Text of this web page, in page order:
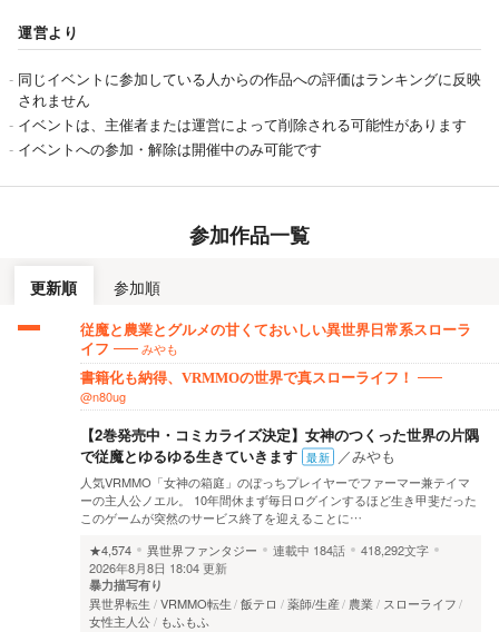
運営より
同じイベントに参加している人からの作品への評価はランキングに反映
されません
イベントは、主催者または運営によって削除される可能性があります
イベントへの参加・解除は開催中のみ可能です
参加作品一覧
更新順 参加順
従魔と農業とグルメの甘くておいしい異世界日常系スローラ
イフ
みやも
書籍化も納得、VRMMOの世界で真スローライフ！
@n80ug
【2巻発売中・コミカライズ決定】女神のつくった世界の片隅
で従魔とゆるゆる生きていきます 最新 ／みやも
人気VRMMO「女神の箱庭」のぼっちプレイヤーでファーマー兼テイマ
ーの主人公ノエル。 10年間休まず毎日ログインするほど生き甲斐だった
このゲームが突然のサービス終了を迎えることに…
★4,574
異世界ファンタジー 連載中 184話
418,292文字
2026年8月8日 18:04 更新
暴力描写有り
異世界転生 VRMMO転生 飯テロ 薬師/生産 農業
スローライフ
女性主人公
もふもふ